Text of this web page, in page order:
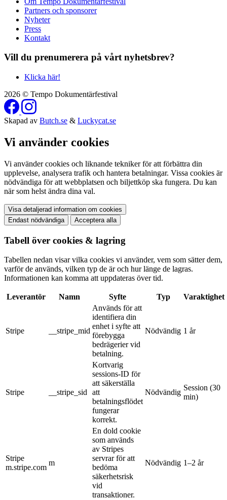
Partners och sponsorer
Nyheter
Press
Kontakt
Vill du prenumerera på vårt nyhetsbrev?
Klicka här!
2026 © Tempo Dokumentärfestival
Skapad av Butch.se & Luckycat.se
Vi använder cookies
Vi använder cookies och liknande tekniker för att förbättra din
upplevelse, analysera trafik och hantera betalningar. Vissa cookies är
nödvändiga för att webbplatsen och biljettköp ska fungera. Du kan
när som helst ändra dina val.
Visa detaljerad information om cookies
Endast nödvändiga
Acceptera alla
Tabell över cookies & lagring
Tabellen nedan visar vilka cookies vi använder, vem som sätter dem,
varför de används, vilken typ de är och hur länge de lagras.
Informationen kan komma att uppdateras över tid.
Leverantör Namn Syfte Typ Varaktighet
Stripe __stripe_mid
Används för att
identifiera din
enhet i syfte att
förebygga
bedrägerier vid
betalning.
Nödvändig 1 år
Stripe __stripe_sid
Kortvarig
sessions-ID för
att säkerställa
att
betalningsflödet
fungerar
korrekt.
Nödvändig
Session (30
min)
Stripe
m.stripe.com
m
En dold cookie
som används
av Stripes
servrar för att
bedöma
säkerhetsrisk
vid
transaktioner.
Nödvändig 1–2 år